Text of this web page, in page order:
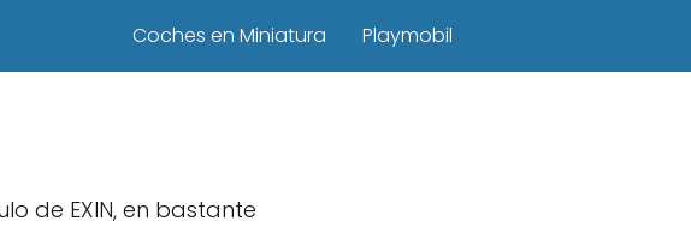
Coches en Miniatura Playmobil
de EXIN, en bastante